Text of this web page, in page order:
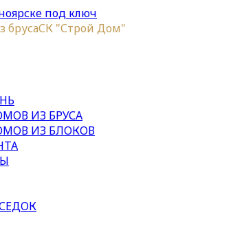
брусаСК "Строй Дом"
ИЗ БРУСА
ИЗ БЛОКОВ